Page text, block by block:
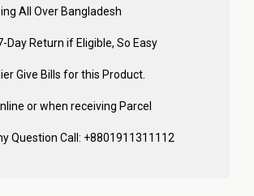
All Over Bangladesh
Day Return if Eligible, So Easy
Give Bills for this Product.
or when receiving Parcel
Question Call: +8801911311112